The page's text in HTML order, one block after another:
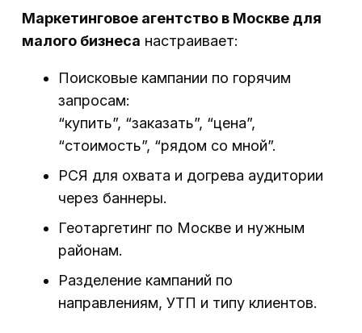
Маркетинговое агентство в Москве для
малого бизнеса настраивает:
Поисковые кампании по горячим
запросам:
“купить”, “заказать”, “цена”,
“стоимость”, “рядом со мной”.
РСЯ для охвата и догрева аудитории
через баннеры.
Геотаргетинг по Москве и нужным
районам.
Разделение кампаний по
направлениям, УТП и типу клиентов.